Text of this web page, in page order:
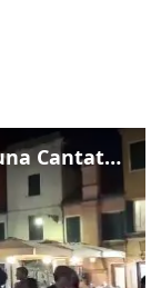
Venezia omaggia Guccini con una Cantata Anarchica in campo Santa Margherita